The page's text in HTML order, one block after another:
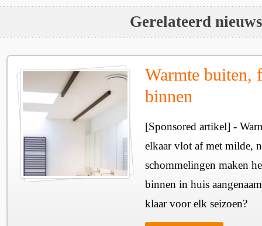
Gerelateerd nieuws
Warmte buiten,
binnen
[Sponsored artikel] -
elkaar vlot af met milde,
schommelingen maken
binnen in huis
klaar voor elk seizoen?